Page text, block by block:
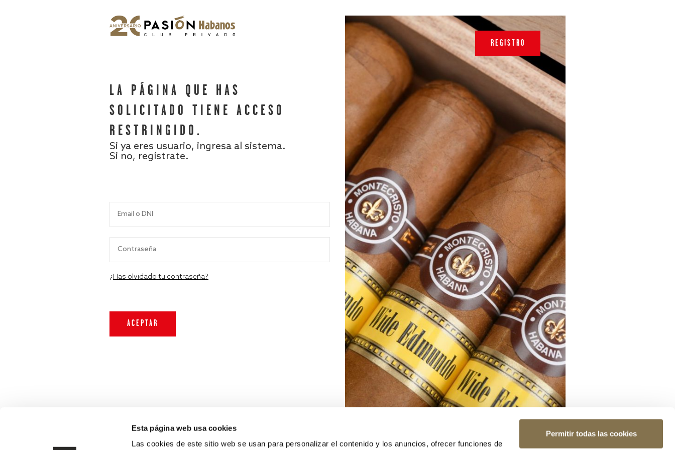
Esta página web usa cookies
Las cookies de este sitio web se usan para personalizar el contenido y los anuncios, ofrecer funciones de
Permitir todas las cookies
LA PÁGINA QUE HAS
SOLICITADO TIENE ACCESO
RESTRINGIDO.
Si ya eres usuario, ingresa al sistema.
Si no, regístrate.
¿Has olvidado tu contraseña?
REGISTRO